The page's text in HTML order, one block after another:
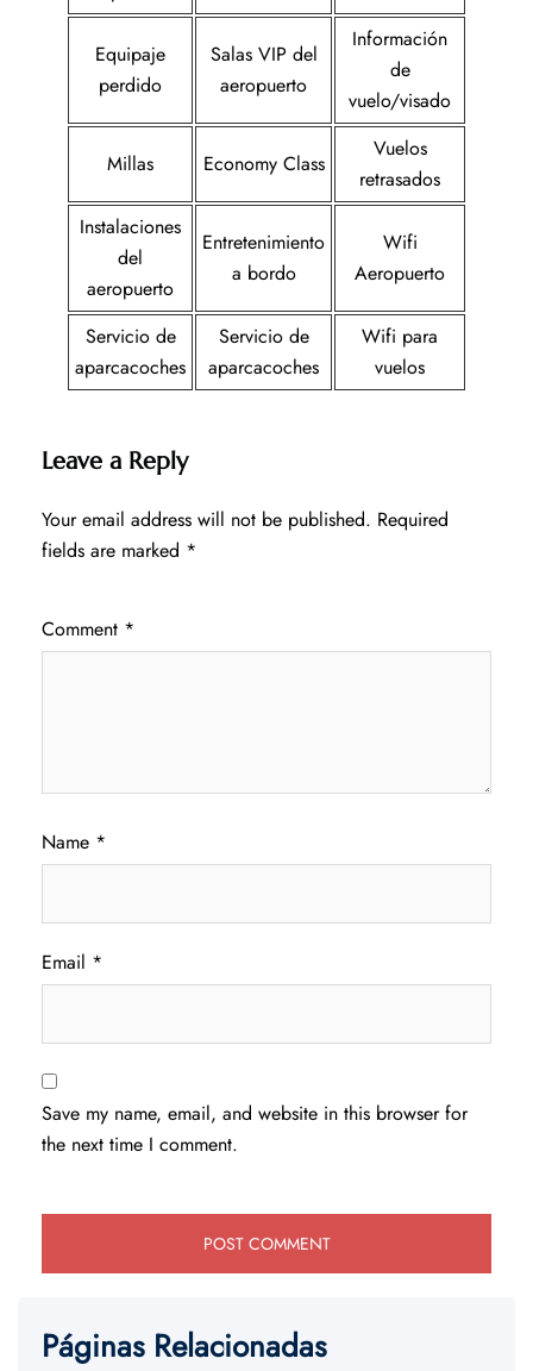
Equipaje
perdido
Salas VIP del
aeropuerto
Información
de
vuelo/visado
Millas Economy Class
Vuelos
retrasados
Instalaciones
del
aeropuerto
Entretenimiento
a bordo
Wifi
Aeropuerto
Servicio de
aparcacoches
Servicio de
aparcacoches
Wifi para
vuelos
Leave a Reply
Your email address will not be published. Required
fields are marked *
Comment *
Name *
Email *
Save my name, email, and website in this browser for
the next time I comment.
Páginas Relacionadas